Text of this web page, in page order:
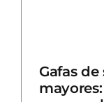
Gafas